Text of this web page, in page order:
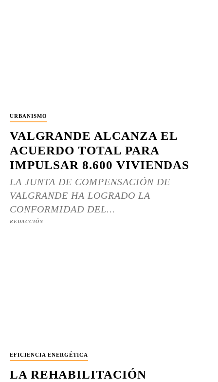
URBANISMO
VALGRANDE ALCANZA EL
ACUERDO TOTAL PARA
IMPULSAR 8.600 VIVIENDAS
LA JUNTA DE COMPENSACIÓN DE
VALGRANDE HA LOGRADO LA
CONFORMIDAD DEL...
REDACCIÓN
EFICIENCIA ENERGÉTICA
LA REHABILITACIÓN